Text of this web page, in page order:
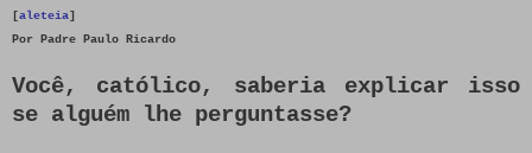
[aleteia]
Por
Padre Paulo Ricardo
Você, católico, saberia explicar isso
se alguém lhe perguntasse?